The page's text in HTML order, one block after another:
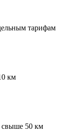
тарифам
км
свыше 50 км